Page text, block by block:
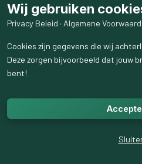
Wij gebruiken
Privacy Beleid · Algemene
Cookies zijn gegevens die wij
Deze zorgen bijvoorbeeld dat jouw
bent!